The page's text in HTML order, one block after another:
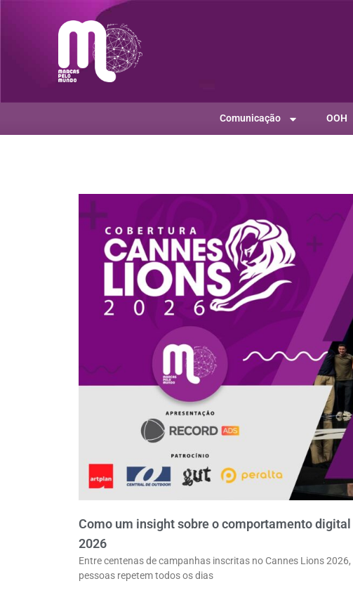
Comunicação OOH
Como um insight sobre o comportamento
2026
Entre centenas de campanhas inscritas no Cannes Lions
pessoas repetem todos os dias